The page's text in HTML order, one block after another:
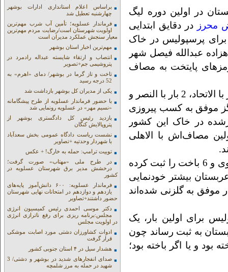
در اولین دوره لیگ
محرز در دقایق ابتدایی
برای پرسپولیس در خاک
عبدالله فیصل شهر
پایتخت به مصاف
پرسپولیس تا پیش از این بازی، 5 بار با الهلال، 3 بار با الاتحاد، 2 بار با النصر و
موفق به کسب پیروزی
در خاک این کشور
مصاف‌اش با الاهلی
پرسپولیس در طی این 12 بازی، در مجموع 6 مساوی و 6 باخت را ثبت کرده
بیشتر خودنمایی
بدانیم آن‌ها در طی این دیدارها، تنها 3 بار موفق به گلزنی شده‌اند
برای اولین بار، یک
به ثبت رساند چون
بود و یا اگر باخته بود؛
براساس اعلام استانداری ادارات بوشهر
چهارشنبه تعطیل شد
فرماندار عسلویه؛ تأمین آب شرب مهم‌ترین
اولویت شهرستان است/رضایت مردم مهم‌ترین
معیار سنجش عملکرد مدیران است
مهم‌ترین اخبار استان بوشهر
انتصاب و ارتقاء شایسته عبداله رادمرد در
پتروشیمی جم+تصویر
تاخت و تاز گرما در بوشهر/ دمای «اهرم» به
52 درجه رسید
یکی از مدیران کل بوشهر بازداشت شد
با حضور فرماندار عسلویه از طرح پیشگامانه
«نسیم مهر» در عسلویه رونمایی شد
بازدید رئیس کل دادگستری بوشهر از
پتروپالایش کنگان
نشست ریاست دادگاه عمومی بخش سعدآباد
با شهردار وحدتیه +تصاویر
توییت ترامپ: حمله به خارگ! + عکس
در طرح ملی «مهتاب» صورت گرفت؛
درخشش مدیر برق شهرستان عسلویه در
کشور
فرماندار عسلویه: ۶۰۰ دانش‌آموز پایه‌های
یازدهم و دوازدهم در امتحانات نهایی شهرستان
حضور داشتند+تصاویر
دکتر موسی احمدی رئیس کمیسیون انرژی
مجلس:برنامه ریزی برای رفع ناترازی انرژی
در اولویت مجلس
ادوات کشاورزان دشتی مورد اصابت موشکی
قرار گرفت
هشدار سیل در ۴ استان جنوبی کشور
صدای انفجارهای شدید در بوشهر و دشتی/ 3
شهید در حمله به مرز شلمچه